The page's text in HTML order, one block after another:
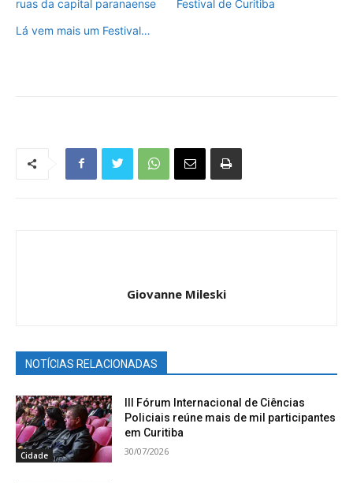
ruas da capital paranaense
Festival de Curitiba
Lá vem mais um Festival…
Giovanne Mileski
NOTÍCIAS RELACIONADAS
Cidade
III Fórum Internacional de Ciências
Policiais reúne mais de mil participantes
em Curitiba
30/07/2026